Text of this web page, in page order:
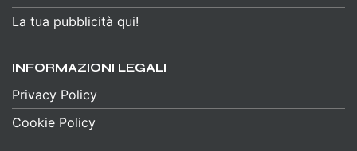
La tua pubblicità qui!
INFORMAZIONI LEGALI
Privacy Policy
Cookie Policy